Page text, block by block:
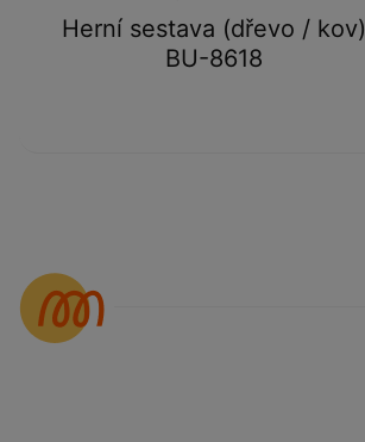
Herní sestava (dřevo / kov)
BU-8618